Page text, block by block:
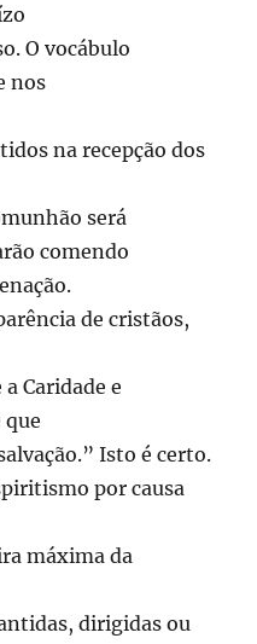
O vocábulo
nos
na recepção dos
será
comendo
de cristãos,
Caridade e
Isto é certo.
por causa
máxima da
dirigidas ou